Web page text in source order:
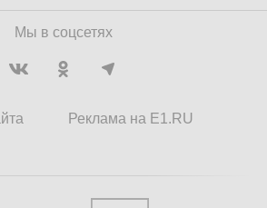
Мы в соцсетях
Реклама на E1.RU